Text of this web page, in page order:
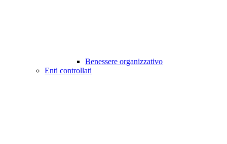
Benessere organizzativo
Enti controllati